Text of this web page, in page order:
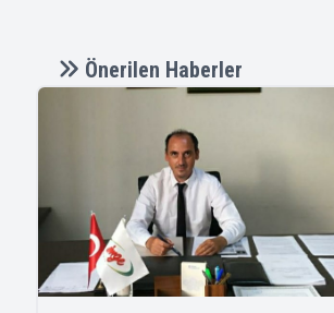
Önerilen Haberler